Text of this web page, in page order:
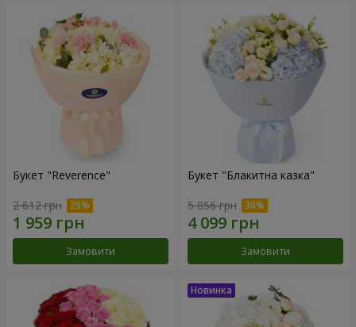
Букет "Reverence"
2 612 грн
Замовити
Букет "Блакитна казка"
5 856 грн
Замовити